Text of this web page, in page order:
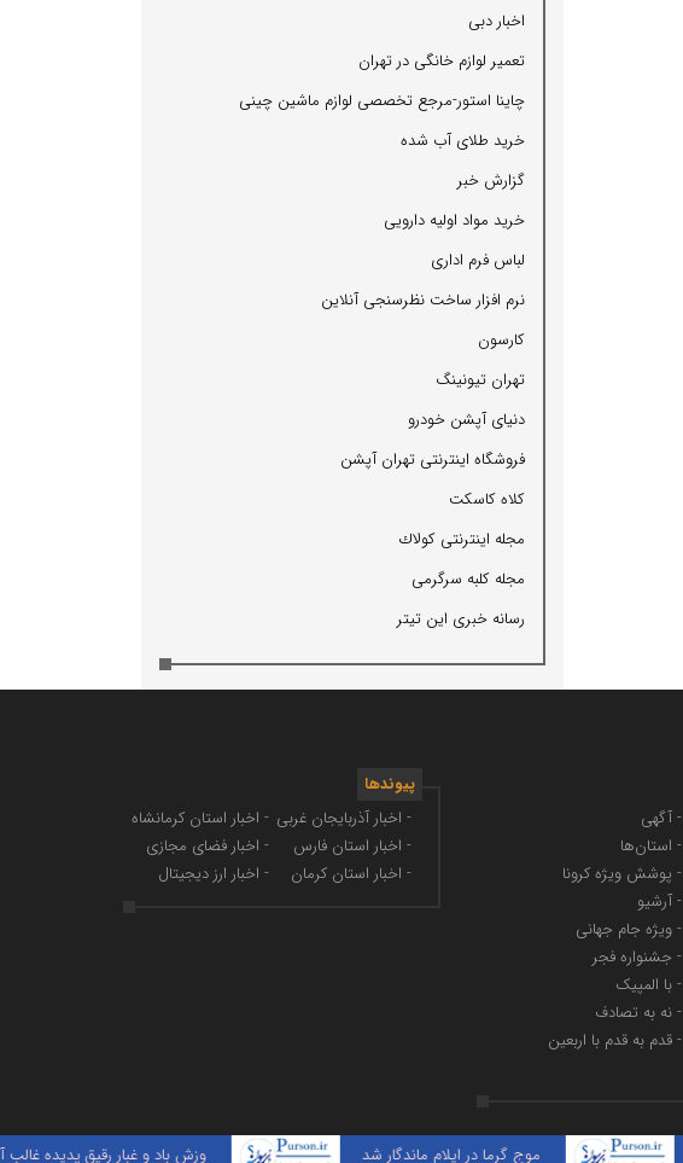
اخبار دبی
تعمیر لوازم خانگی در تهران
چاینا استور-مرجع تخصصی لوازم ماشین چینی
خرید طلای آب شده
گزارش خبر
خرید مواد اولیه دارویی
لباس فرم اداری
نرم افزار ساخت نظرسنجی آنلاین
كارسون
تهران تیونینگ
دنیای آپشن خودرو
فروشگاه اینترنتی تهران آپشن
كلاه كاسكت
مجله اینترنتی كولاك
مجله كلبه سرگرمی
رسانه خبری این تیتر
- آگهی
- استان‌ها
- پوشش ویژه کرونا
- آرشیو
- ویژه جام جهانی
- جشنواره فجر
- با المپیک
- نه به تصادف
- قدم به قدم با اربعین
پیوندها
- اخبار آذربایجان غربی
- اخبار استان فارس
- اخبار استان کرمان
- اخبار استان کرمانشاه
- اخبار فضای مجازی
- اخبار ارز دیجیتال
موج گرما در ایلام ماندگار شد وزش باد و غبار رقیق پدیده غالب